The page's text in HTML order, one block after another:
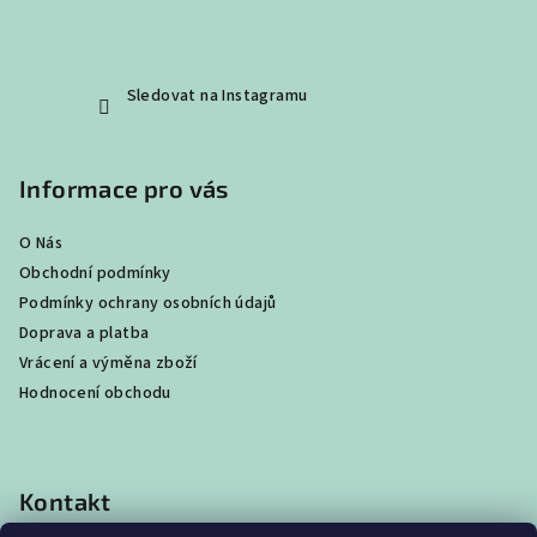
Sledovat na Instagramu
Informace pro vás
O Nás
Obchodní podmínky
Podmínky ochrany osobních údajů
Doprava a platba
Vrácení a výměna zboží
Hodnocení obchodu
Kontakt